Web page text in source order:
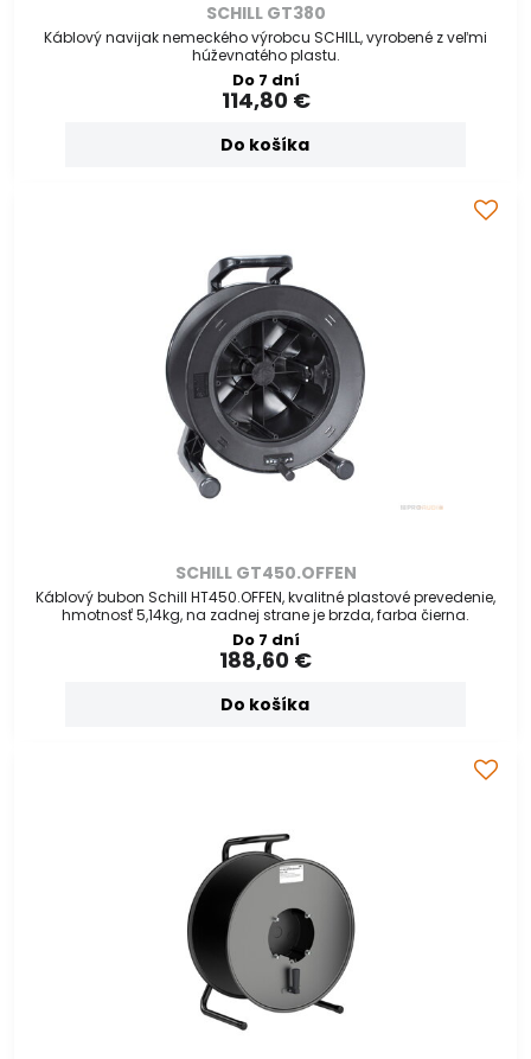
SCHILL GT380
Káblový navijak nemeckého výrobcu SCHILL, vyrobené z veľmi
húževnatého plastu.
Do 7 dní
114,80 €
Do košíka
SCHILL GT450.OFFEN
Káblový bubon Schill HT450.OFFEN, kvalitné plastové prevedenie,
hmotnosť 5,14kg, na zadnej strane je brzda, farba čierna.
Do 7 dní
188,60 €
Do košíka